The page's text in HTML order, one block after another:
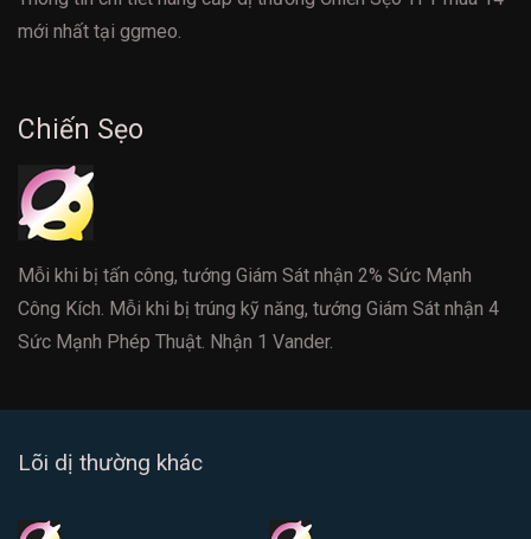
mới nhất tại ggmeo.
Chiến Sẹo
Mỗi khi bị tấn công, tướng Giám Sát nhận 2% Sức Mạnh
Công Kích. Mỗi khi bị trúng kỹ năng, tướng Giám Sát nhận 4
Sức Mạnh Phép Thuật. Nhận 1 Vander.
Lõi dị thường khác